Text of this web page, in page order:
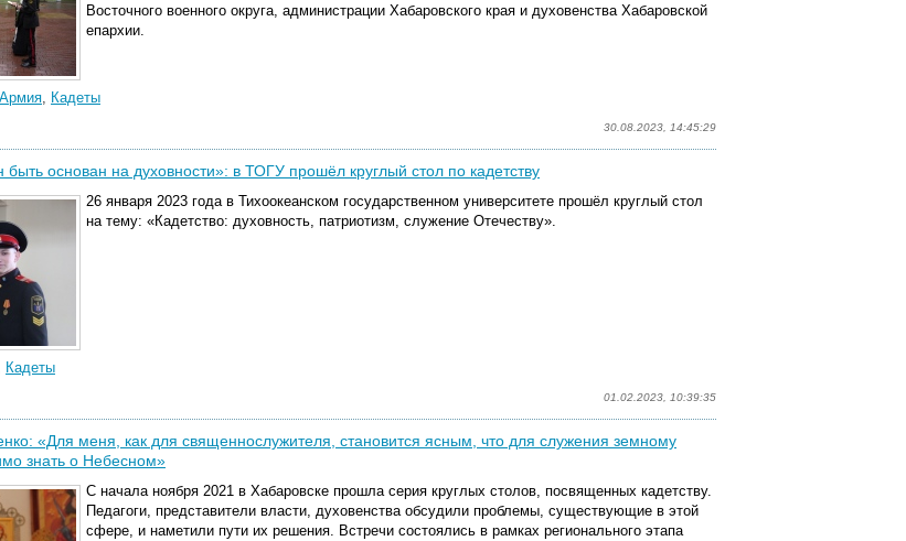
Восточного военного округа, администрации Хабаровского края и духовенства Хабаровской
епархии.
Армия, Кадеты
30.08.2023, 14:45:29
основан на духовности»: в ТОГУ прошёл круглый стол по кадетству
26 января 2023 года в Тихоокеанском государственном университете прошёл круглый стол
на тему: «Кадетство: духовность, патриотизм, служение Отечеству».
Кадеты
01.02.2023, 10:39:35
«Для меня, как для священнослужителя, становится ясным, что для служения земному
знать о Небесном»
С начала ноября 2021 в Хабаровске прошла серия круглых столов, посвященных кадетству.
Педагоги, представители власти, духовенства обсудили проблемы, существующие в этой
сфере, и наметили пути их решения. Встречи состоялись в рамках регионального этапа